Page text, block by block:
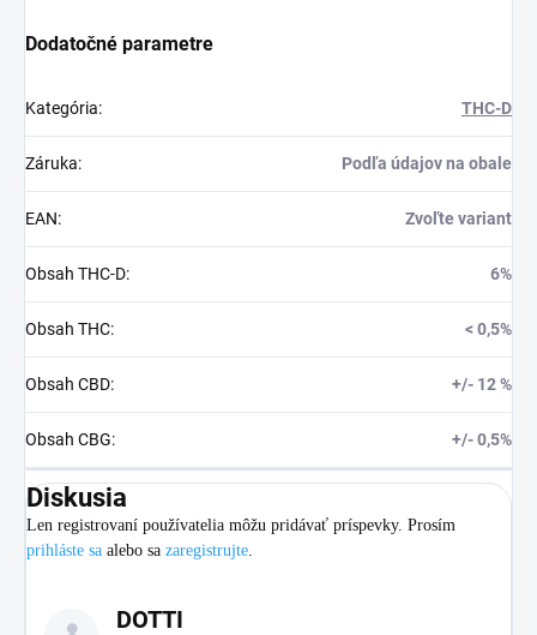
Dodatočné parametre
Kategória: THC-D
Záruka: Podľa údajov na obale
EAN: Zvoľte variant
Obsah THC-D: 6%
Obsah THC: < 0,5%
Obsah CBD: +/- 12 %
Obsah CBG: +/- 0,5%
Diskusia
Len registrovaní používatelia môžu pridávať príspevky. Prosím
prihláste sa alebo sa zaregistrujte
DOTTI